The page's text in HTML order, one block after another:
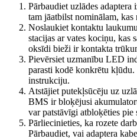
Pārbaudiet uzlādes
tam jāatbilst nominālam, kas
Noslaukiet kontaktu
stacijas ar vates kociņu,
oksīdi bieži ir kontakta
Pievērsiet uzmanību LED
parasti kodē konkrētu
instrukciju.
Atstājiet putekļsūcēju uz
BMS ir bloķējusi
var patstāvīgi atbloķēties pie
Pārliecinieties, ka rozete
Pārbaudiet, vai adaptera